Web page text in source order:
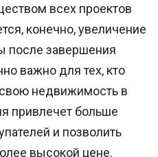
всех проектов
конечно, увеличение
после завершения
важно для тех, кто
недвижимость в
привлечет больше
и позволить
высокой цене.